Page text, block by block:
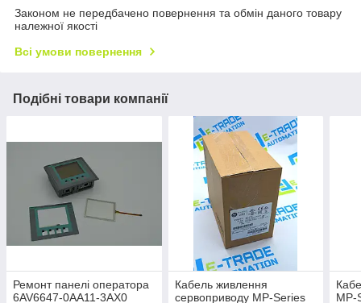
Законом не передбачено повернення та обмін даного товару
належної якості
Всі умови повернення
Подібні товари компанії
Ремонт панелі оператора
6AV6647-0AA11-3AX0
Кабель живлення
сервоприводу MP-Series
MP-